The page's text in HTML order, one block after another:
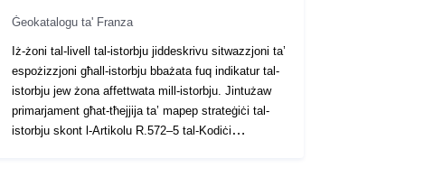
http://data.europa.eu/88u/dataset/xu
quf0e3ivwwuhhilt9z1q
public
Ġeokatalogu ta' Franza
Iż-żoni tal-livell tal-istorbju jiddeskrivu sitwazzjoni ta’
espożizzjoni għall-istorbju bbażata fuq indikatur tal-
istorbju jew żona affettwata mill-istorbju. Jintużaw
primarjament għat-tħejjija ta’ mapep strateġiċi tal-
istorbju skont l-Artikolu R.572–5 tal-Kodiċi